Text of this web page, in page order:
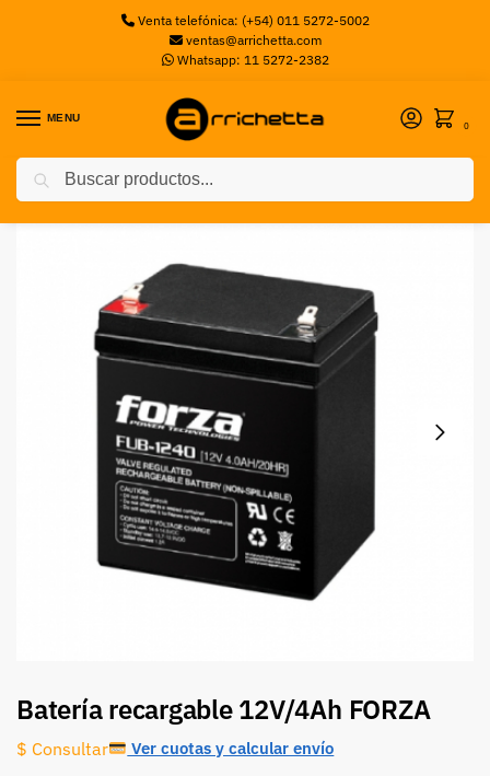
Venta telefónica: (+54) 011 5272-5002
ventas@arrichetta.com
Whatsapp: 11 5272-2382
MENU
0
Inicio Accesorio UPS / Batería recargable 12V/4Ah FORZA
Batería recargable 12V/4Ah FORZA
$ Consultar Ver cuotas y calcular envío